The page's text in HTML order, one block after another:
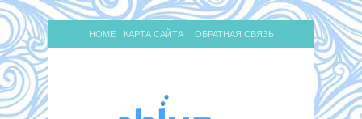
HOME КАРТА САЙТА ОБРАТНАЯ СВЯЗЬ